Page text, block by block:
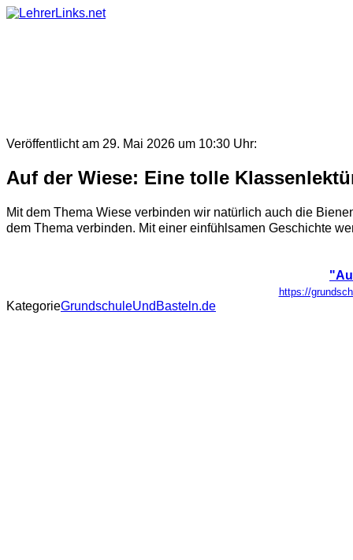
Skip
Veröffentlicht am 29. Mai 2026 um 10:30 Uhr:
Auf der Wiese: Eine tolle
Mit dem Thema Wiese verbinden wir natürlich auch die
dem Thema verbinden. Mit einer einfühlsamen Geschichte
https://
KategorieGrundschuleUndBasteln.de